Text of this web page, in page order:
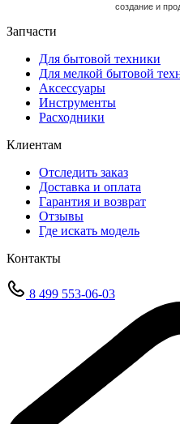
cоздание и
Запчасти
Для бытовой техники
Для мелкой бытовой
Аксессуары
Инструменты
Расходники
Клиентам
Отследить заказ
Доставка и оплата
Гарантия и возврат
Отзывы
Где искать модель
Контакты
8 499 553-06-03